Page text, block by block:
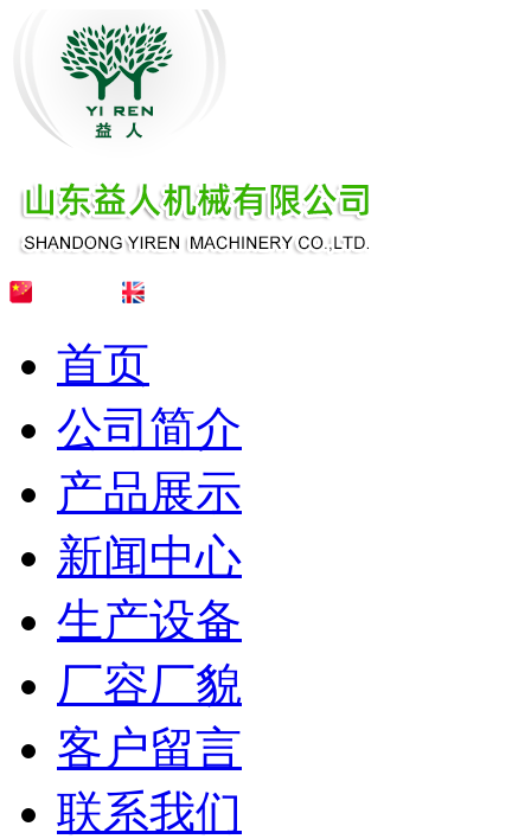
首页
公司简介
产品展示
新闻中心
生产设备
厂容厂貌
客户留言
联系我们